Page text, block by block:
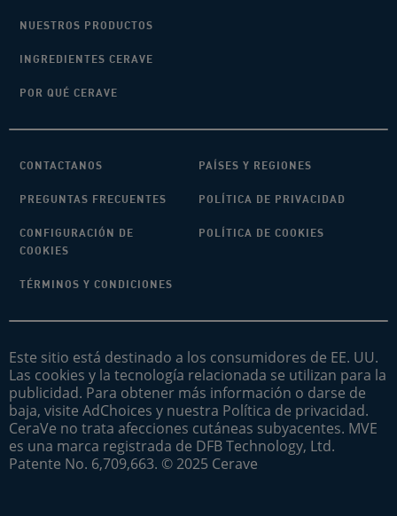
NUESTROS PRODUCTOS
INGREDIENTES CERAVE
POR QUÉ CERAVE
CONTACTANOS PAÍSES Y REGIONES
PREGUNTAS FRECUENTES POLÍTICA DE PRIVACIDAD
CONFIGURACIÓN DE
COOKIES
POLÍTICA DE COOKIES
TÉRMINOS Y CONDICIONES
Este sitio está destinado a los consumidores de EE. UU.
Las cookies y la tecnología relacionada se utilizan para la
publicidad. Para obtener más información o darse de
baja, visite AdChoices y nuestra Política de privacidad.
CeraVe no trata afecciones cutáneas subyacentes. MVE
es una marca registrada de DFB Technology, Ltd.
Patente No. 6,709,663. © 2025 Cerave